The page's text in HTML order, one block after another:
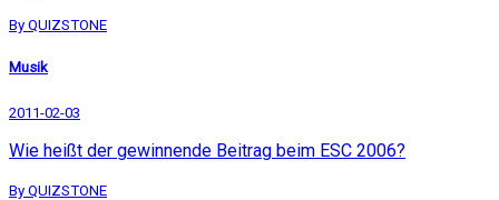
By QUIZSTONE
Musik
2011-02-03
Wie heißt der gewinnende Beitrag beim ESC 2006?
By QUIZSTONE